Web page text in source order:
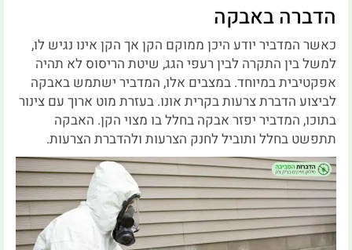
הדברה באבקה
כאשר המדביר יודע היכן ממוקם הקן אך הקן אינו נגיש לו,
למשל בין התקרה לבין רעפי הגג, שיטת הריסוס לא תהיה
אפקטיבית במיוחד. במצבים אלו, המדביר ישתמש באבקה
לביצוע הדברת צרעות בקרית אונו. בעזרת מוט ארוך עם צינור
בתוכו, המדביר יפזר אבקה בחלל בו מצוי הקן. האבקה
תתפשט בחלל ותוביל לחנק הצרעות ולהדברת הצרעות.